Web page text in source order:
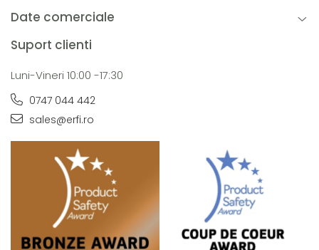
Date comerciale
Suport clienti
Luni-Vineri 10:00 -17:30
0747 044 442
sales@erfi.ro